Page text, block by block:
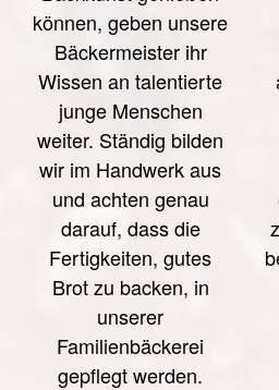
können, geben unsere
Bäckermeister ihr
Wissen an talentierte
junge Menschen
weiter. Ständig bilden
wir im Handwerk aus
und achten genau
darauf, dass die
Fertigkeiten, gutes
Brot zu backen, in
unserer
Familienbäckerei
gepflegt werden.